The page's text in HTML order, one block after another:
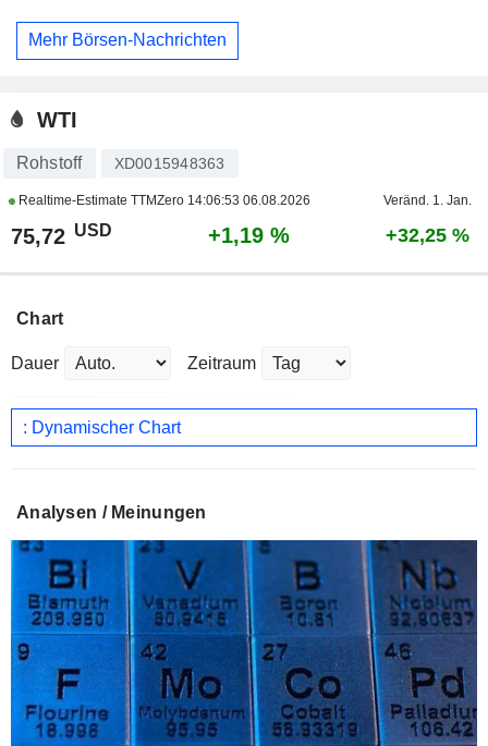
Mehr Börsen-Nachrichten
WTI
Rohstoff XD0015948363
Realtime-Estimate TTMZero 14:06:53 06.08.2026 Veränd. 1. Jan.
75,72 USD +1,19 % +32,25 %
Chart
Dauer Zeitraum
: Dynamischer Chart
Analysen / Meinungen